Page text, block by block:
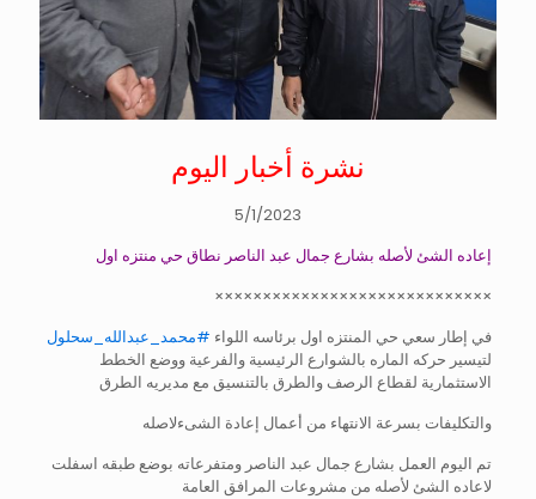
نشرة أخبار اليوم
5/1/2023
إعاده الشئ لأصله بشارع جمال عبد الناصر نطاق حي منتزه اول
×××××××××××××××××××××××××××××
في إطار سعي حي المنتزه اول برئاسه اللواء #محمد_عبدالله_سحلول
لتيسير حركه الماره بالشوارع الرئيسية والفرعية ووضع الخطط
الاستثمارية لقطاع الرصف والطرق بالتنسيق مع مديريه الطرق
والتكليفات بسرعة الانتهاء من أعمال إعادة الشىءلاصله
تم اليوم العمل بشارع جمال عبد الناصر ومتفرعاته بوضع طبقه اسفلت
لاعاده الشئ لأصله من مشروعات المرافق العامة